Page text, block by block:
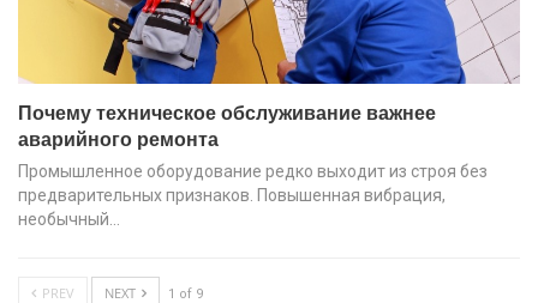
Почему техническое обслуживание важнее
аварийного ремонта
Промышленное оборудование редко выходит из строя без
предварительных признаков. Повышенная вибрация,
необычный…
PREV NEXT 1 of 9